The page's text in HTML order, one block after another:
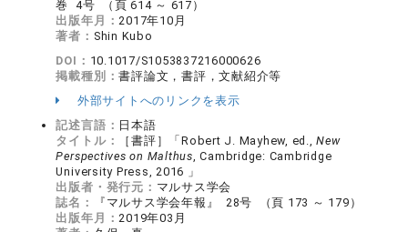
巻 4号 （頁 614 ～ 617）
出版年月：2017年10月
著者： Shin Kubo
DOI： 10.1017/S1053837216000626
掲載種別：書評論文，書評，文献紹介等
外部サイトへのリンクを表示
記述言語： 日本語
タイトル：
［書評］「Robert J. Mayhew, ed.,New
Perspectives on Malthus, Cambridge: Cambridge
University Press, 2016 」
出版者・発行元： マルサス学会
誌名：
『マルサス学会年報』 28号 （頁 173 ～ 179）
出版年月：2019年03月